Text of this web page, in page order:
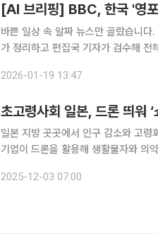
[AI 브리핑] BBC, 한국 '영
바쁜 일상 속 알짜 뉴스만 골랐습니다
가 정리하고 편집국 기자가 검수해 전해드립니다. ◆BBC, 한국 '영포티'
사하며, 최근 Z세대 사이에서 부정적
2026-01-19 13:47
초고령사회 일본, 드론 띄워
일본 지방 곳곳에서 인구 감소와 고령
기업이 드론을 활용해 생활물자와 의
‘하늘 길 인프라’를 현실 모델로 만들
2025-12-03 07:00